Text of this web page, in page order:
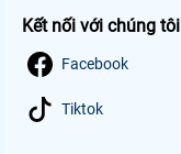
Kết nối với chúng tôi
Facebook
Tiktok